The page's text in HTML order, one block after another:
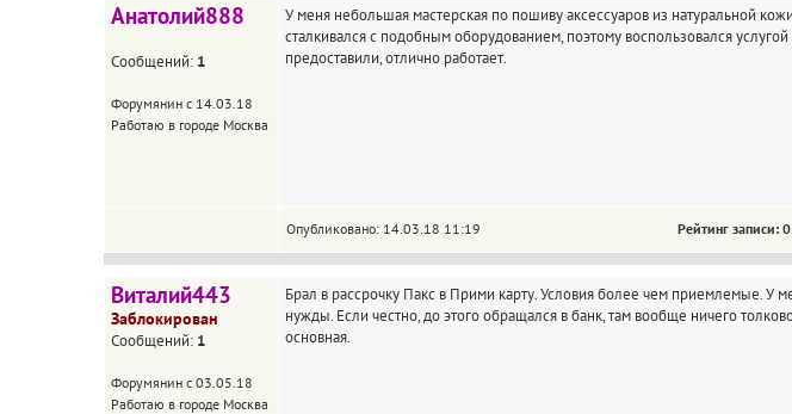
Анатолий888
Сообщений: 1
Форумянин с 14.03.18
Работаю в городе Москва
У меня небольшая мастерская по пошиву аксессуаров из натуральной
сталкивался с подобным оборудованием, поэтому воспользовался
предоставили, отлично работает.
Опубликовано: 14.03.18 11:19 Рейтинг записи: 0
Виталий443
Заблокирован
Сообщений: 1
Форумянин с 03.05.18
Работаю в городе Москва
Брал в рассрочку Пакс в Прими карту. Условия более чем приемлемые.
нужды. Если честно, до этого обращался в банк, там вообще ничего
основная.